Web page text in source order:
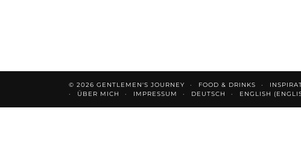
© 2026 GENTLEMEN'S JOURNEY FOOD & DRINKS
ÜBER MICH
IMPRESSUM DEUTSCH ENGLISH (